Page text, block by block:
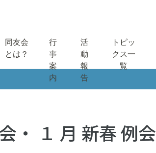
同友会
とは？
行
事
案
内
活
動
報
告
トピッ
クス一
覧
１ 月 新春 例会